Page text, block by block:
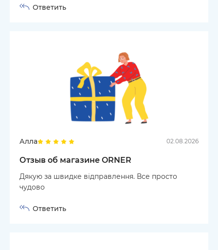
Ответить
Алла 02.08.2026
Отзыв об магазине ORNER
Дякую за швидке відправлення. Все просто
чудово
Ответить